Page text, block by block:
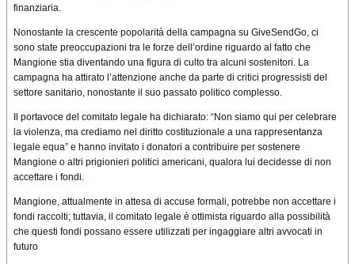
finanziaria.
Nonostante la crescente popolarità della campagna su GiveSendGo, ci
sono state preoccupazioni tra le forze dell’ordine riguardo al fatto che
Mangione stia diventando una figura di culto tra alcuni sostenitori. La
campagna ha attirato l’attenzione anche da parte di critici progressisti del
settore sanitario, nonostante il suo passato politico complesso.
Il portavoce del comitato legale ha dichiarato: “Non siamo qui per celebrare
la violenza, ma crediamo nel diritto costituzionale a una rappresentanza
legale equa” e hanno invitato i donatori a contribuire per sostenere
Mangione o altri prigionieri politici americani, qualora lui decidesse di non
accettare i fondi.
Mangione, attualmente in attesa di accuse formali, potrebbe non accettare i
fondi raccolti; tuttavia, il comitato legale è ottimista riguardo alla possibilità
che questi fondi possano essere utilizzati per ingaggiare altri avvocati in
futuro